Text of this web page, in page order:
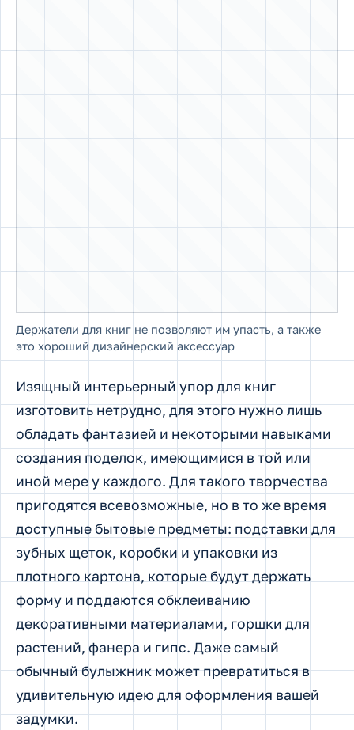
изготовить нетрудно, для этого нужно лишь
обладать фантазией и некоторыми навыками
иной мере у каждого. Для такого творчества
пригодятся всевозможные, но в то же время
доступные бытовые предметы: подставки для
зубных щеток, коробки и упаковки из
плотного картона, которые будут держать
форму и поддаются обклеиванию
декоративными материалами, горшки для
растений, фанера и гипс. Даже самый
обычный булыжник может превратиться в
удивительную идею для оформления вашей
задумки.